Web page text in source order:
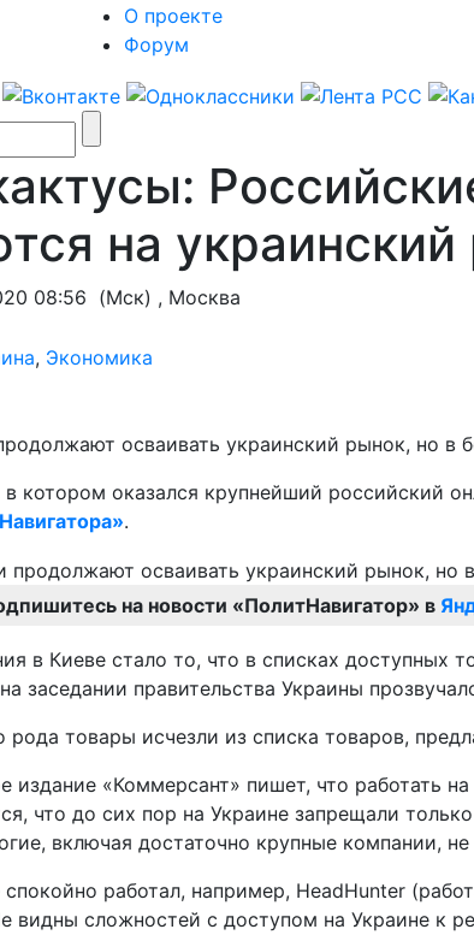
О проекте
Форум
на
08:56 (Мск) , Москва
, Экономика
осваивать украинский рынок, но в
в котором оказался крупнейший российский
.
на новости «ПолитНавигатор» в
в Киеве стало то, что в списках доступных
заседании правительства Украины
рода товары исчезли из списка товаров,
издание «Коммерсант» пишет, что работать
что до сих пор на Украине запрещали
включая достаточно крупные компании,
спокойно работал, например, HeadHunter
сложностей с доступом на Украине к